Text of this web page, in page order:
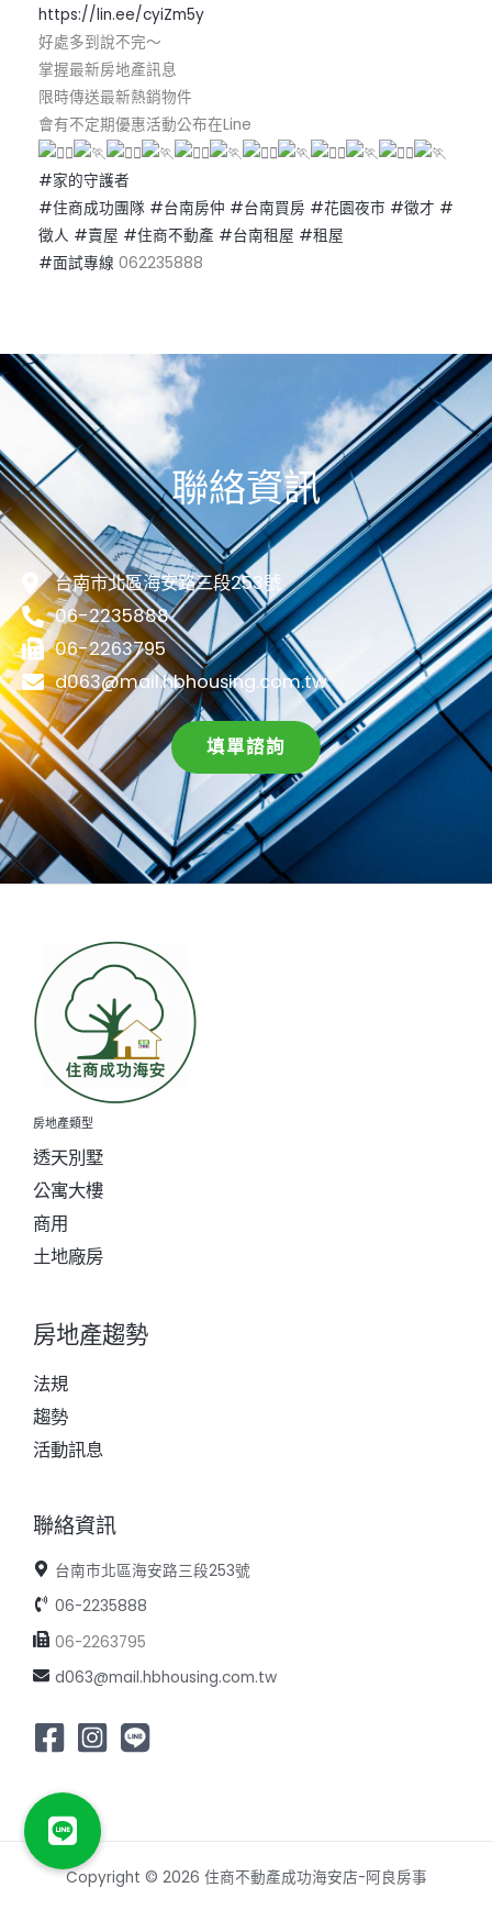
https://lin.ee/cyiZm5y
好處多到說不完～
掌握最新房地產訊息
限時傳送最新熱銷物件
會有不定期優惠活動公布在Line
#家的守護者
#住商成功團隊 #台南房仲 #台南買房 #花園夜市 #徵才 #
徵人 #賣屋 #住商不動產 #台南租屋 #租屋
#面試專線 062235888
聯絡資訊
台南市北區海安路三段253號
06-2235888
06-2263795
d063@mail.hbhousing.com.tw
填單諮詢
房地產類型
透天別墅
公寓大樓
商用
土地廠房
房地產趨勢
法規
趨勢
活動訊息
聯絡資訊
台南市北區海安路三段253號
06-2235888
06-2263795
d063@mail.hbhousing.com.tw
Copyright © 2026 住商不動產成功海安店-阿良房事